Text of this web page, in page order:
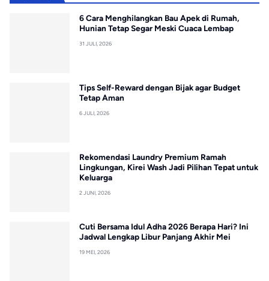
6 Cara Menghilangkan Bau Apek di Rumah,
Hunian Tetap Segar Meski Cuaca Lembap
31 JULI, 2026
Tips Self-Reward dengan Bijak agar Budget
Tetap Aman
6 JULI, 2026
Rekomendasi Laundry Premium Ramah
Lingkungan, Kirei Wash Jadi Pilihan Tepat untuk
Keluarga
2 JUNI, 2026
Cuti Bersama Idul Adha 2026 Berapa Hari? Ini
Jadwal Lengkap Libur Panjang Akhir Mei
19 MEI, 2026